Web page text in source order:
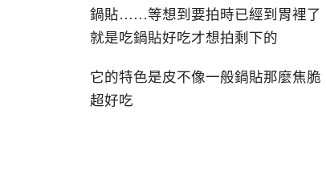
鍋貼……等想到要拍時已經到胃裡了
就是吃鍋貼好吃才想拍剩下的
它的特色是皮不像一般鍋貼那麼焦
超好吃